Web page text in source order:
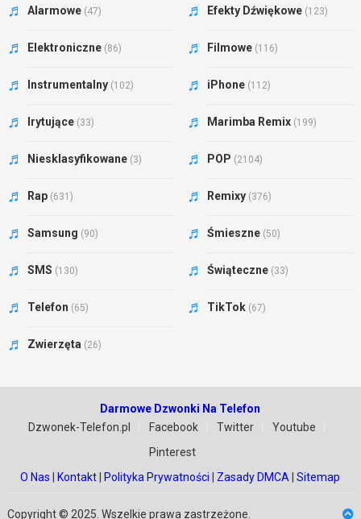
Alarmowe (47) Efekty Dźwiękowe (123)
Elektroniczne (86) Filmowe (116)
Instrumentalny (102) iPhone (112)
Irytujące (33) Marimba Remix (199)
Niesklasyfikowane (3) POP (2104)
Rap (631) Remixy (376)
Samsung (90) Śmieszne (50)
SMS (130) Świąteczne (33)
Telefon (65) TikTok (67)
Zwierzęta (26)
Darmowe Dzwonki Na Telefon
Dzwonek-Telefon.pl
Facebook Twitter
Youtube
Pinterest
O Nas
Kontakt Polityka Prywatności Zasady DMCA |Sitemap
Copyright © 2025. Wszelkie prawa zastrzeżone.